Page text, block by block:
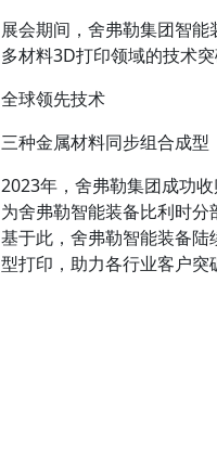
展会期间，舍弗勒集团智
多材料3D打印领域的技术
全球领先技术
三种金属材料同步组合成型
2023年，舍弗勒集团成功
为舍弗勒智能装备比利时分
基于此，舍弗勒智能装备
型打印，助力各行业客户突